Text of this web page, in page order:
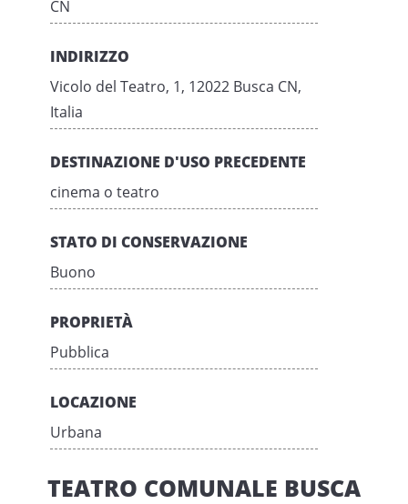
CN
INDIRIZZO
Vicolo del Teatro, 1, 12022 Busca CN,
Italia
DESTINAZIONE D'USO PRECEDENTE
cinema o teatro
STATO DI CONSERVAZIONE
Buono
PROPRIETÀ
Pubblica
LOCAZIONE
Urbana
TEATRO COMUNALE BUSCA